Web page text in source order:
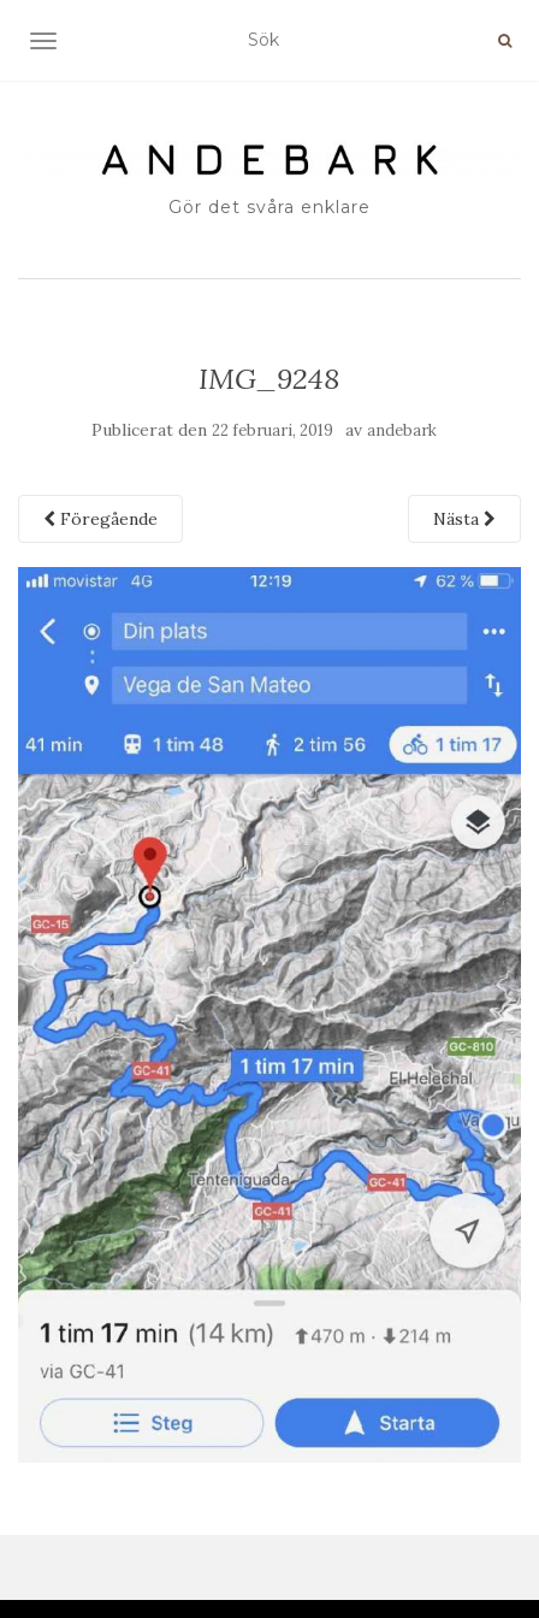
SLÅ PÅ/AV NAVIGERING
Gör det svåra enklare
IMG_9248
Publicerat den 22 februari, 2019 av andebark
Föregående Nästa